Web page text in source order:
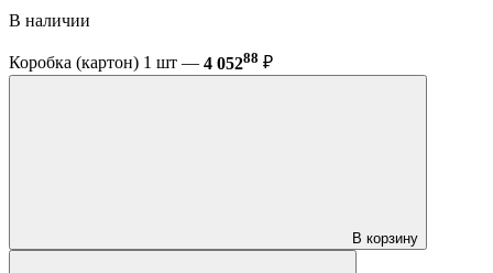
В наличии
Коробка (картон) 1 шт — 4 05288 ₽
В корзину